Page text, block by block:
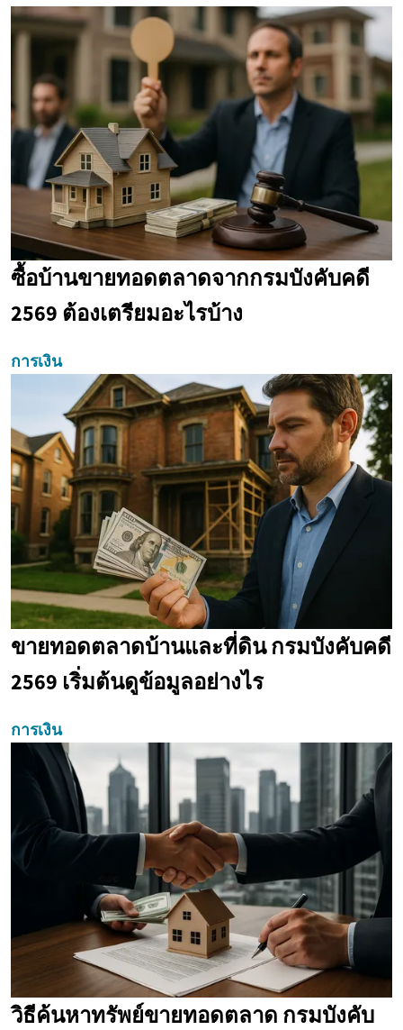
ซื้อบ้านขายทอดตลาดจากกรมบังคับคดี
2569 ต้องเตรียมอะไรบ้าง
การเงิน
ขายทอดตลาดบ้านและที่ดิน กรมบังคับคดี
2569 เริ่มต้นดูข้อมูลอย่างไร
การเงิน
วิธีค้นหาทรัพย์ขายทอดตลาด กรมบังคับ